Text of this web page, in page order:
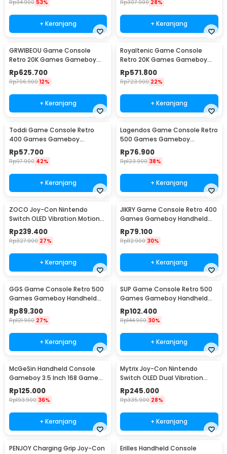
Rp34.900 53%
+ Keranjang
Rp307.900 28%
+ Keranjang
GRWIBEOU Game Console
Retro 20K Games Gameboy
Handheld 64GB 5 Inch - M22Pro
Rp625.700
Rp706.900 12%
+ Keranjang
Royaltenic Game Console
Retro 20K Games Gameboy
Handheld 64GB 4.3 Inch - M17
Rp571.800
Rp723.900 22%
+ Keranjang
Toddi Game Console Retro
400 Games Gameboy
Handheld 1020 mAh 3 Inch -
INU95
Rp57.700
Rp97.900 42%
+ Keranjang
Lagendos Game Console Retro
500 Games Gameboy
Handheld 128MB 3 Inch - G5
Rp76.900
Rp123.900 38%
+ Keranjang
ZOCO Joy-Con Nintendo
Switch OLED Vibration Motion
Sensor 6 Axis RGB - JC112
Rp239.400
Rp327.900 27%
+ Keranjang
JIKRY Game Console Retro 400
Games Gameboy Handheld
128MB 2.4 Inch - J-128
Rp79.100
Rp112.900 30%
+ Keranjang
GGS Game Console Retro 500
Games Gameboy Handheld
128MB 2.4 Inch - G5
Rp89.300
Rp121.900 27%
+ Keranjang
SUP Game Console Retro 500
Games Gameboy Handheld
128MB 2.8 Inch - F5
Rp102.400
Rp144.900 30%
+ Keranjang
McGeSin Handheld Console
Gameboy 3.5 Inch 168 Game
with Controller - G7
Rp125.000
Rp193.900 36%
+ Keranjang
Mytrix Joy-Con Nintendo
Switch OLED Dual Vibration
Bluetooth 5.2 - JOY-02
Rp245.000
Rp335.900 28%
+ Keranjang
PENJOY Charging Grip Joy-Con
Erilles Handheld Console